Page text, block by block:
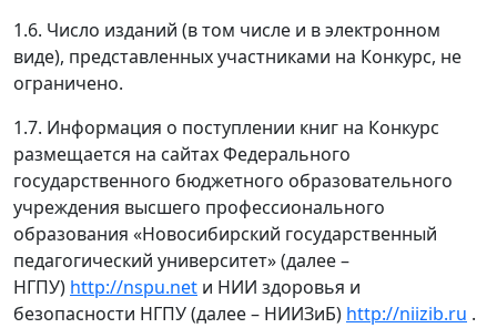
1.6. Число изданий (в том числе и в электронном
виде), представленных участниками на Конкурс, не
ограничено.
1.7. Информация о поступлении книг на Конкурс
размещается на сайтах Федерального
государственного бюджетного образовательного
учреждения высшего профессионального
образования «Новосибирский государственный
педагогический университет» (далее –
НГПУ) http://nspu.net и НИИ здоровья и
безопасности НГПУ (далее – НИИЗиБ) http://niizib.ru .